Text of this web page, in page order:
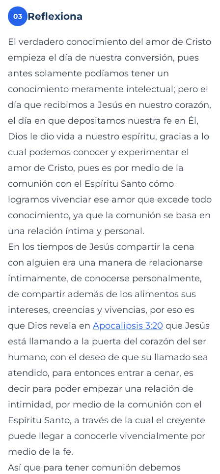
03 Reflexiona
El verdadero conocimiento del amor de Cristo
empieza el día de nuestra conversión, pues
antes solamente podíamos tener un
conocimiento meramente intelectual; pero el
día que recibimos a Jesús en nuestro corazón,
el día en que depositamos nuestra fe en Él,
Dios le dio vida a nuestro espíritu, gracias a lo
cual podemos conocer y experimentar el
amor de Cristo, pues es por medio de la
comunión con el Espíritu Santo cómo
logramos vivenciar ese amor que excede todo
conocimiento, ya que la comunión se basa en
una relación íntima y personal.
En los tiempos de Jesús compartir la cena
con alguien era una manera de relacionarse
íntimamente, de conocerse personalmente,
de compartir además de los alimentos sus
intereses, creencias y vivencias, por eso es
que Dios revela en Apocalipsis 3:20 que Jesús
está llamando a la puerta del corazón del ser
humano, con el deseo de que su llamado sea
atendido, para entonces entrar a cenar, es
decir para poder empezar una relación de
intimidad, por medio de la comunión con el
Espíritu Santo, a través de la cual el creyente
puede llegar a conocerle vivencialmente por
medio de la fe.
Así que para tener comunión debemos